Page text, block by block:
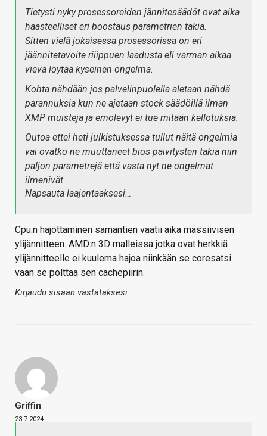
Tietysti nyky prosessoreiden jännitesäädöt ovat aika
haasteelliset eri boostaus parametrien takia.
Sitten vielä jokaisessa prosessorissa on eri
jäännitetavoite riiippuen laadusta eli varman aikaa
vievä löytää kyseinen ongelma.
Kohta nähdään jos palvelinpuolella aletaan nähdä
parannuksia kun ne ajetaan stock säädöillä ilman
XMP muisteja ja emolevyt ei tue mitään kellotuksia.
Outoa ettei heti julkistuksessa tullut näitä ongelmia
vai ovatko ne muuttaneet bios päivitysten takia niin
paljon parametrejä että vasta nyt ne ongelmat
ilmenivät.
Napsauta laajentaaksesi…
Cpu:n hajottaminen samantien vaatii aika massiivisen
ylijännitteen. AMD:n 3D malleissa jotka ovat herkkiä
ylijännitteelle ei kuulema hajoa niinkään se coresatsi
vaan se polttaa sen cachepiirin.
Kirjaudu sisään vastataksesi
Griffin
23.7.2024